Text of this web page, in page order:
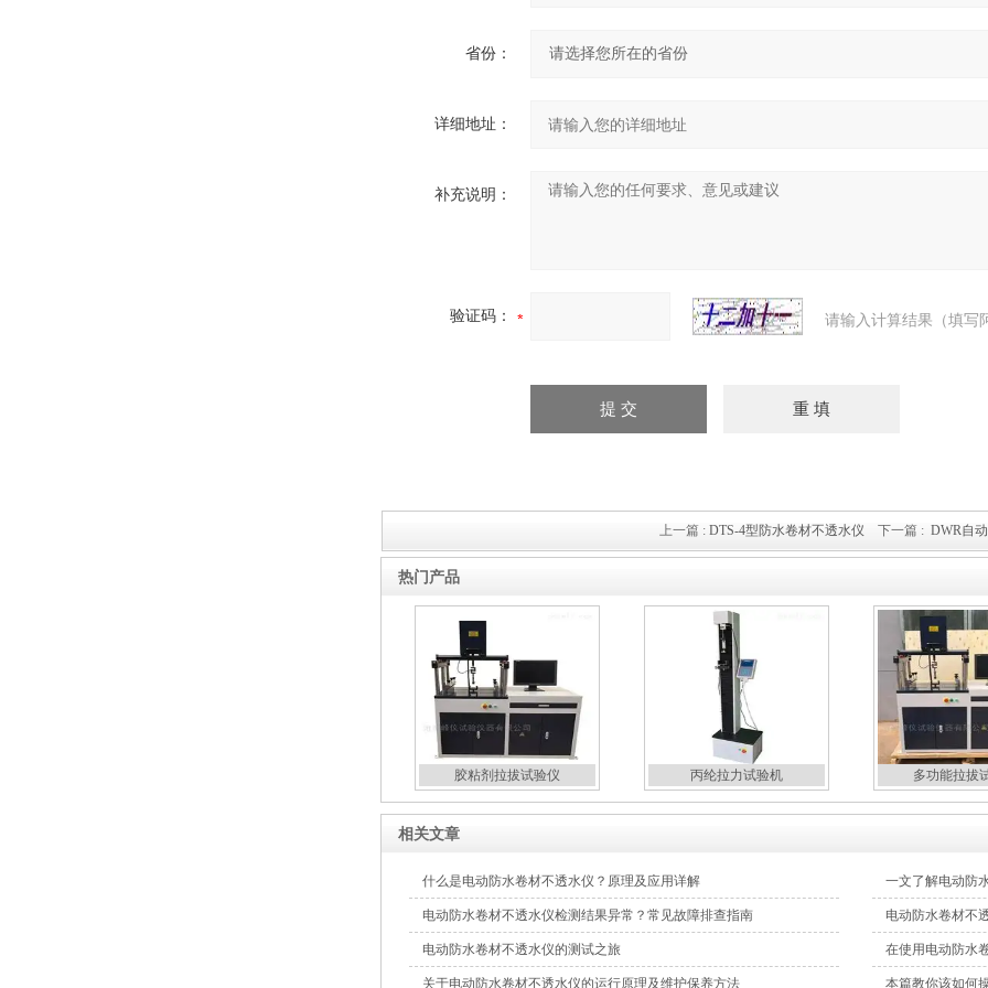
省份：
详细地址：
补充说明：
验证码： 请输入计算结果（填写
上一篇 : DTS-4型防水卷材不透水仪 下一篇 : DWR自
热门产品
胶粘剂拉拔试验仪 丙纶拉力试验机 多功能拉拔
相关文章
什么是电动防水卷材不透水仪？原理及应用详解 一文了解电动防
电动防水卷材不透水仪检测结果异常？常见故障排查指南 电动防水卷材不
电动防水卷材不透水仪的测试之旅 在使用电动防水
关于电动防水卷材不透水仪的运行原理及维护保养方法 本篇教你该如何